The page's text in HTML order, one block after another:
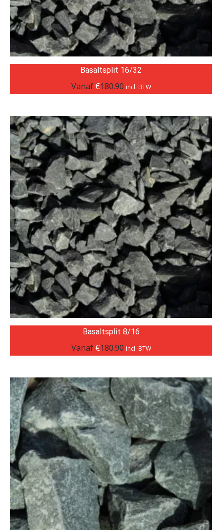
Basaltsplit 16/32
Vanaf €180.90 incl. BTW
Basaltsplit 8/16
Vanaf €180.90 incl. BTW